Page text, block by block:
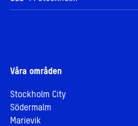
Våra områden
Stockholm City
Södermalm
Marievik